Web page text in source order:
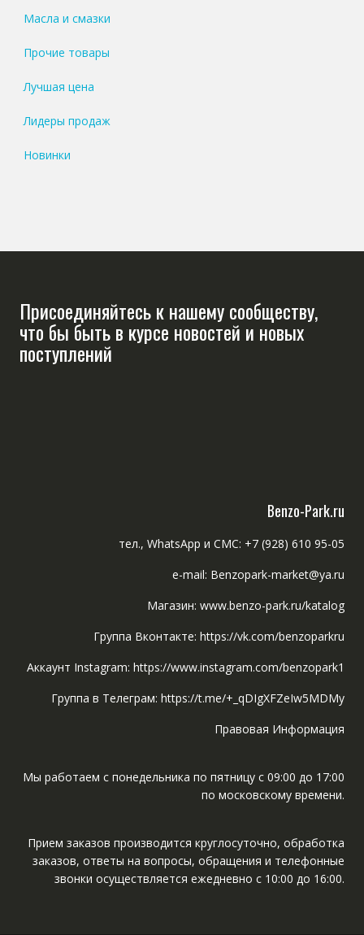
Масла и смазки
Прочие товары
Лучшая цена
Лидеры продаж
Новинки
Присоединяйтесь к нашему сообществу,
что бы быть в курсе новостей и новых
поступлений
Benzo-Park.ru
тел., WhatsApp и СМС: +7 (928) 610 95-05
e-mail: Benzopark-market@ya.ru
Магазин: www.benzo-park.ru/katalog
Группа Вконтакте: https://vk.com/benzoparkru
Аккаунт Instagram: https://www.instagram.com/benzopark1
Группа в Телеграм: https://t.me/+_qDIgXFZeIw5MDMy
Правовая Информация
Мы работаем с понедельника по пятницу с 09:00 до 17:00
по московскому времени.
Прием заказов производится круглосуточно, обработка
заказов, ответы на вопросы, обращения и телефонные
звонки осуществляется ежедневно с 10:00 до 16:00.